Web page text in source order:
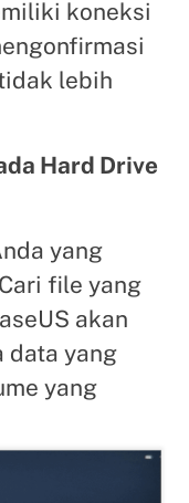
koneksi
lebih
Hard Drive
yang
file yang
akan
data yang
yang